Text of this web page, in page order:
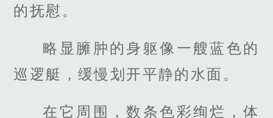
的抚慰。
略显臃肿的身躯像一艘蓝色的
巡逻艇，缓慢划开平静的水面。
在它周围，数条色彩绚烂，体